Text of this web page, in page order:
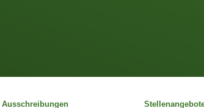
Ausschreibungen